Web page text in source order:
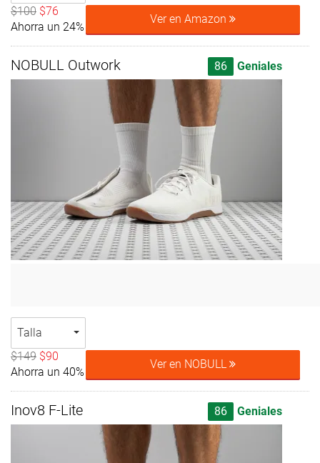
$100 $76
Ahorra un 24%
Ver en Amazon
NOBULL Outwork 86 Geniales
Talla
$149 $90
Ahorra un 40%
Ver en NOBULL
Inov8 F-Lite 86 Geniales